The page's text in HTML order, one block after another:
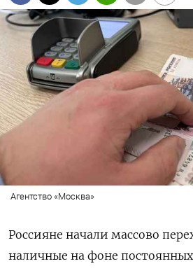
Агентство «Москва»
Россияне начали массово
наличные на фоне